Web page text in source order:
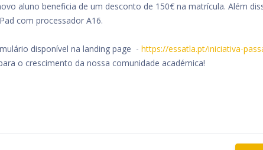
aluno beneficia de um desconto de 150€ na matrícula. Além
com processador A16.
disponível na landing page - https://essatla.pt/iniciativa-
o crescimento da nossa comunidade académica!